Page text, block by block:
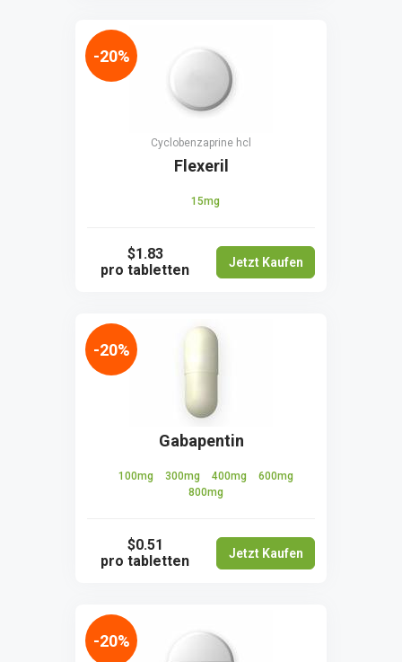
Сyclobenzaprine hcl
Flexeril
15mg
$1.83
pro tabletten
Jetzt Kaufen
-20%
Gabapentin
100mg 300mg 400mg
600mg
800mg
$0.51
pro tabletten
Jetzt Kaufen
-20%
-20%